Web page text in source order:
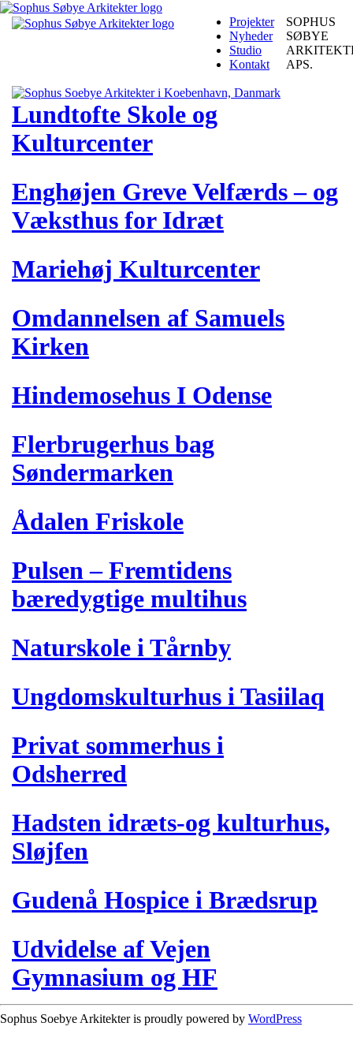
Projekter
Nyheder
Studio
Kontakt
SOPHUS
SØBYE
APS.
Lundtofte Skole og
Kulturcenter
Enghøjen Greve Velfærds – og
Væksthus for Idræt
Mariehøj Kulturcenter
Omdannelsen af Samuels
Kirken
Hindemosehus I Odense
Flerbrugerhus bag
Søndermarken
Ådalen Friskole
Pulsen – Fremtidens
bæredygtige multihus
Naturskole i Tårnby
Ungdomskulturhus i Tasiilaq
Privat sommerhus i
Odsherred
Hadsten idræts-og kulturhus,
Sløjfen
Gudenå Hospice i Brædsrup
Udvidelse af Vejen
Gymnasium og HF
Sophus Soebye Arkitekter is proudly powered by WordPress